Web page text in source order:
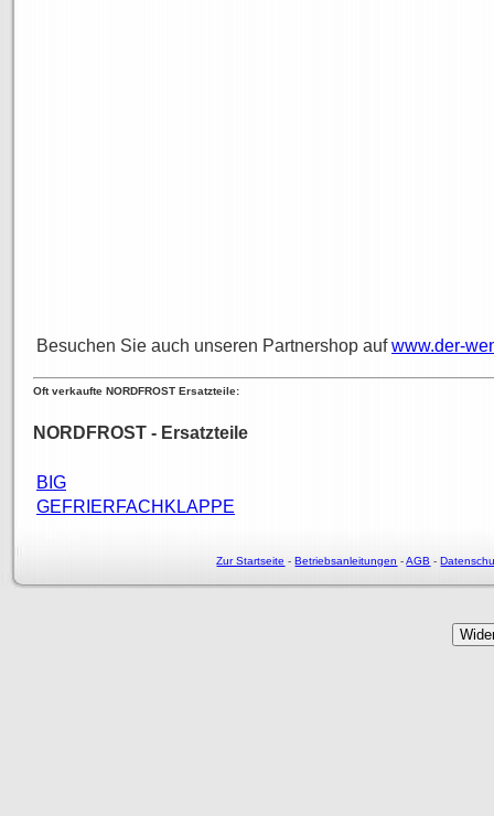
Besuchen Sie auch unseren Partnershop aufwww.der-
Oft verkaufte NORDFROST Ersatzteile:
NORDFROST - Ersatzteile
BIG
GEFRIERFACHKLAPPE
Zur Startseite -Betriebsanleitungen -AGB -